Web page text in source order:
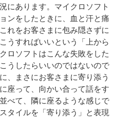
にあります。マイクロソフト
ンをしたときに、血と汗と痛
れをお客さまに包み隠さずに
うすればいいという「上から
ロソフトはこんな失敗をした
うしたらいいのではないので
、まさにお客さまに寄り添う
座って、向かい合って話をす
べて、隣に座るような感じで
タイルを「寄り添う」と表現